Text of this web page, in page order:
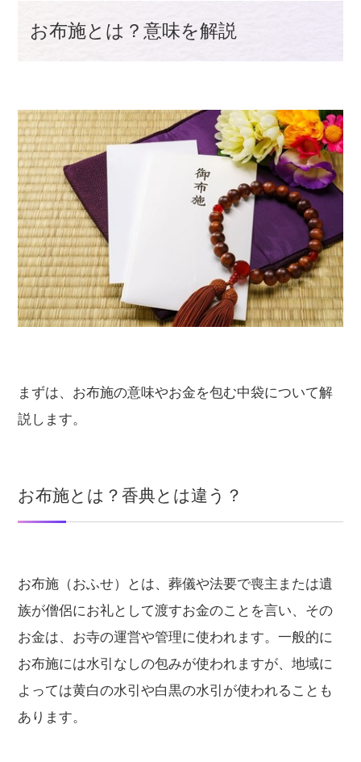
お布施とは？意味を解説
まずは、お布施の意味やお金を包む中袋について解
説します。
お布施とは？香典とは違う？
お布施（おふせ）とは、葬儀や法要で喪主または遺
族が僧侶にお礼として渡すお金のことを言い、その
お金は、お寺の運営や管理に使われます。一般的に
お布施には水引なしの包みが使われますが、地域に
よっては黄白の水引や白黒の水引が使われることも
あります。